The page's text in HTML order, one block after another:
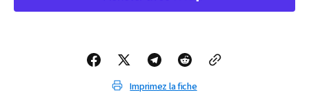
Imprimez la fiche